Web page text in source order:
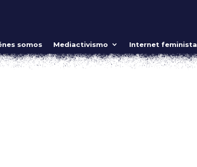
somos Mediactivismo Internet feminista
algo que puedas almacenar, si lo guardas sólo para